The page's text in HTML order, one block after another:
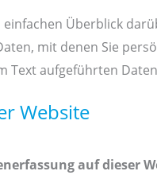
Überblick
mit denen Sie
Text aufgeführten
Website
auf dieser